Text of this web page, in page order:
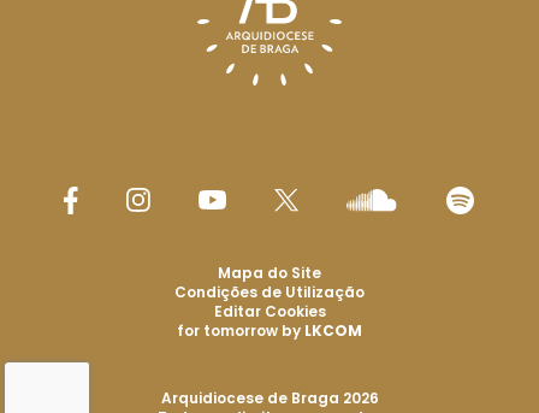
Arquidiocese de Braga 2026
Mapa do Site
Condições de Utilização
Editar Cookies
for tomorrow by LKCOM